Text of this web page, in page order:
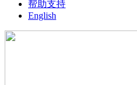
帮助支持
English